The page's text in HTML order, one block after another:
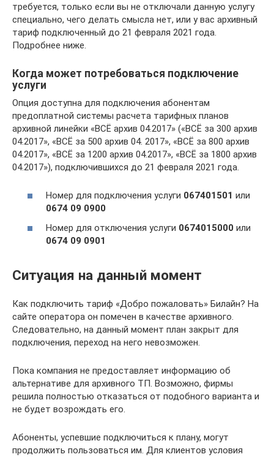
требуется, только если вы не отключали данную услугу
специально, чего делать смысла нет, или у вас архивный
тариф подключенный до 21 февраля 2021 года.
Подробнее ниже.
Когда может потребоваться подключение
услуги
Опция доступна для подключения абонентам
предоплатной системы расчета тарифных планов
архивной линейки «ВСЁ архив 04.2017» («ВСЁ за 300 архив
04.2017», «ВСЁ за 500 архив 04. 2017», «ВСЁ за 800 архив
04.2017», «ВСЁ за 1200 архив 04.2017», «ВСЁ за 1800 архив
04.2017»), подключившихся до 21 февраля 2021 года.
Номер для подключения услуги 067401501 или
0674 09 0900
Номер для отключения услуги 0674015000 или
0674 09 0901
Ситуация на данный момент
Как подключить тариф «Добро пожаловать» Билайн? На
сайте оператора он помечен в качестве архивного.
Следовательно, на данный момент план закрыт для
подключения, переход на него невозможен.
Пока компания не предоставляет информацию об
альтернативе для архивного ТП. Возможно, фирмы
решила полностью отказаться от подобного варианта и
не будет возрождать его.
Абоненты, успевшие подключиться к плану, могут
продолжить пользоваться им. Для клиентов условия